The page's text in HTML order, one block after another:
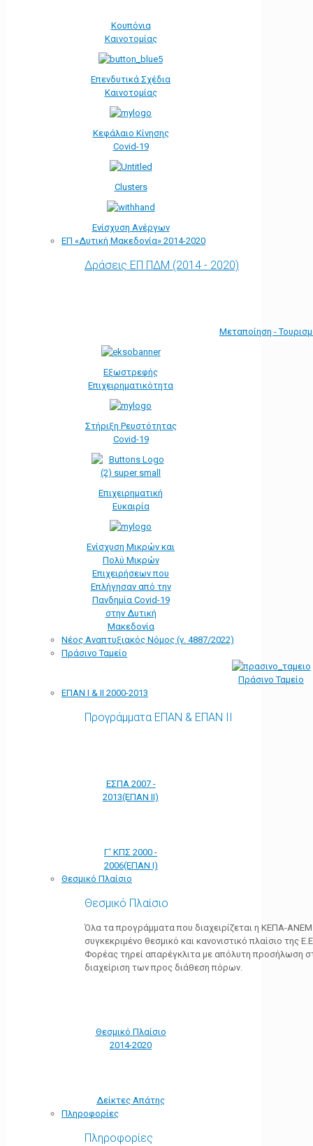
Κουπόνια
Καινοτομίας
Επενδυτικά Σχέδια
Καινοτομίας
Κεφάλαιο Κίνησης
Covid-19
Clusters
Ενίσχυση Ανέργων
ΕΠ «Δυτική Μακεδονία» 2014-2020
Δράσεις ΕΠ ΠΔΜ (2014 - 2020)
Μεταποίηση -
Εξωστρεφής
Επιχειρηματικότητα
Στήριξη Ρευστότητας
Covid-19
Επιχειρηματική
Ευκαιρία
Ενίσχυση Μικρών και
Πολύ Μικρών
Επιχειρήσεων που
Επλήγησαν από την
Πανδημία Covid-19
στην Δυτική
Μακεδονία
Νέος Αναπτυξιακός Νόμος (ν. 4887/2022)
Πράσινο Ταμείο
Πράσινο Ταμείο
ΕΠΑΝ Ι & ΙΙ 2000-2013
Προγράμματα ΕΠΑΝ & ΕΠΑΝ ΙΙ
ΕΣΠΑ 2007 -
2013(ΕΠΑΝ ΙΙ)
Γ' ΚΠΣ 2000 -
2006(ΕΠΑΝ Ι)
Θεσμικό Πλαίσιο
Θεσμικό Πλαίσιο
Όλα τα προγράμματα που διαχειρίζεται η ΚΕΠΑ-
συγκεκριμένο θεσμικό και κανονιστικό πλαίσιο της
Φορέας τηρεί απαρέγκλιτα με απόλυτη προσήλωση
διαχείριση των προς διάθεση πόρων.
Θεσμικό Πλαίσιο
2014-2020
Δείκτες Απάτης
Πληροφορίες
Πληροφορίες